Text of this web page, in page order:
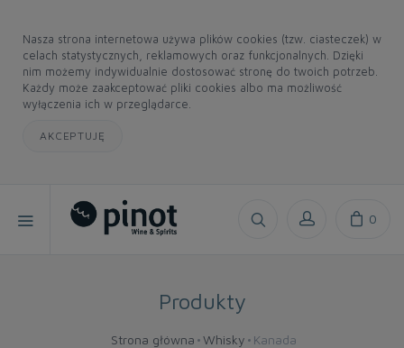
Nasza strona internetowa używa plików cookies (tzw. ciasteczek) w
celach statystycznych, reklamowych oraz funkcjonalnych. Dzięki
nim możemy indywidualnie dostosować stronę do twoich potrzeb.
Każdy może zaakceptować pliki cookies albo ma możliwość
wyłączenia ich w przeglądarce.
AKCEPTUJĘ
0
Produkty
Strona główna Whisky Kanada